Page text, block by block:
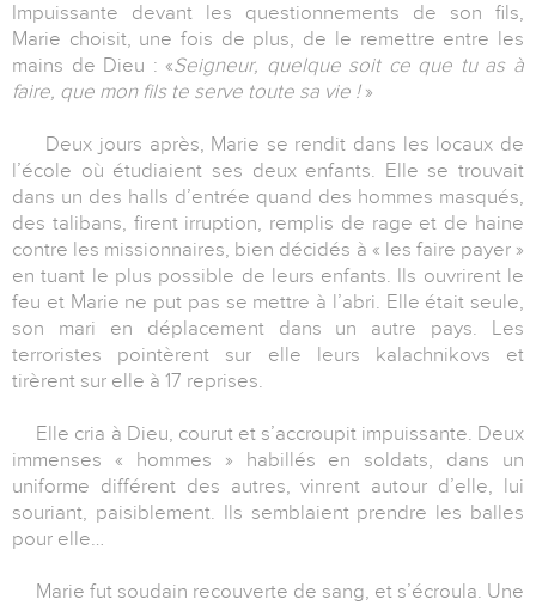
Impuissante devant les questionnements de son fils,
Marie choisit, une fois de plus, de le remettre entre les
mains de Dieu : «Seigneur, quelque soit ce que tu as à
faire, que mon fils te serve toute sa vie !»
Deux jours après, Marie se rendit dans les locaux de
l’école où étudiaient ses deux enfants. Elle se trouvait
dans un des halls d’entrée quand des hommes masqués,
des talibans, firent irruption, remplis de rage et de haine
contre les missionnaires, bien décidés à « les faire payer »
en tuant le plus possible de leurs enfants. Ils ouvrirent le
feu et Marie ne put pas se mettre à l’abri. Elle était seule,
son mari en déplacement dans un autre pays. Les
terroristes pointèrent sur elle leurs kalachnikovs et
tirèrent sur elle à 17 reprises.
Elle cria à Dieu, courut et s’accroupit impuissante. Deux
immenses « hommes » habillés en soldats, dans un
uniforme différent des autres, vinrent autour d’elle, lui
souriant, paisiblement. Ils semblaient prendre les balles
pour elle…
Marie fut soudain recouverte de sang, et s’écroula. Une